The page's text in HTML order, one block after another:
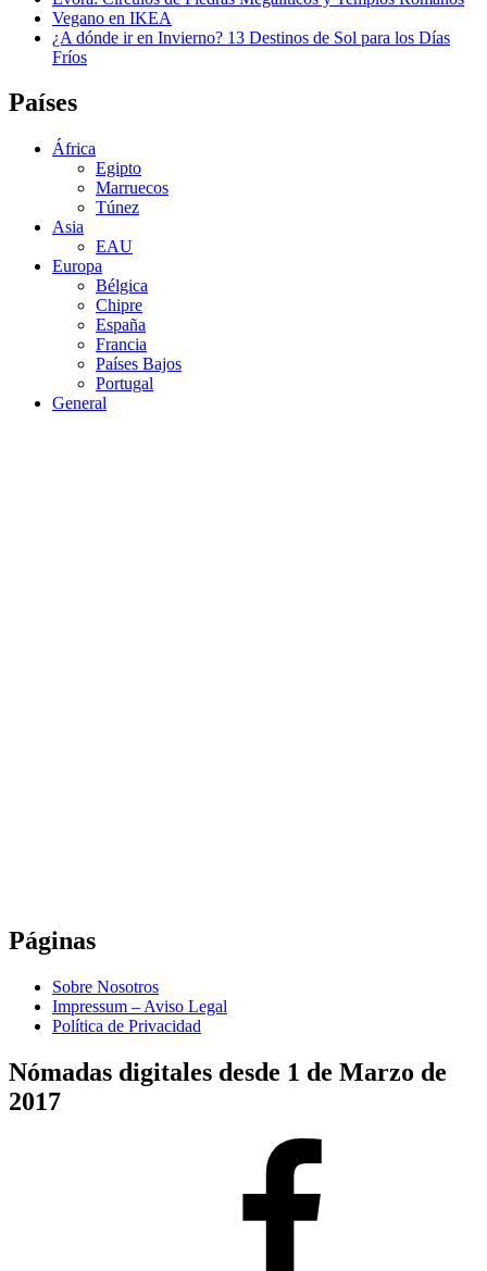
Vegano en IKEA
¿A dónde ir en Invierno? 13 Destinos de Sol para los Días
Fríos
Países
África
Egipto
Marruecos
Túnez
Asia
EAU
Europa
Bélgica
Chipre
España
Francia
Países Bajos
Portugal
General
Páginas
Sobre Nosotros
Impressum – Aviso Legal
Política de Privacidad
Nómadas digitales desde 1 de Marzo de
2017